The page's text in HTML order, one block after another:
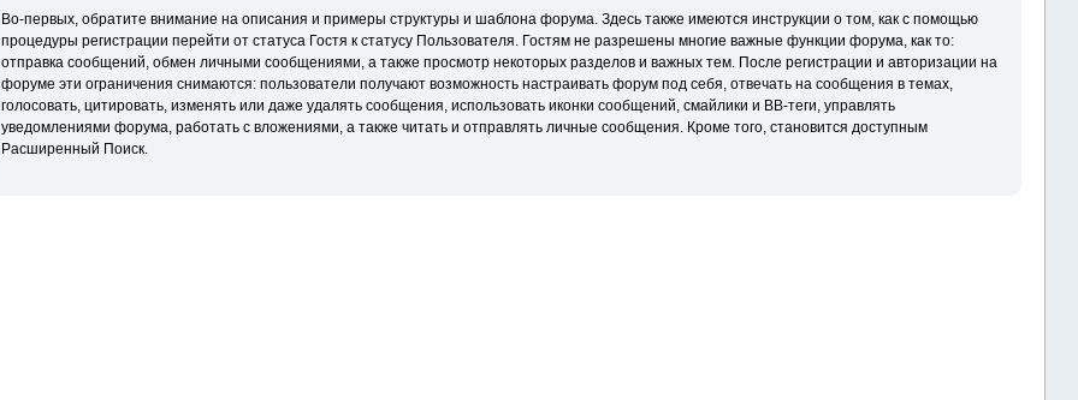
Во-первых, обратите внимание на описания и примеры структуры и шаблона форума. Здесь также имеются инструкции о том, как с помощью
процедуры регистрации перейти от статуса Гостя к статусу Пользователя. Гостям не разрешены многие важные функции форума, как то:
отправка сообщений, обмен личными сообщениями, а также просмотр некоторых разделов и важных тем. После регистрации и авторизации на
форуме эти ограничения снимаются: пользователи получают возможность настраивать форум под себя, отвечать на сообщения в темах,
голосовать, цитировать, изменять или даже удалять сообщения, использовать иконки сообщений, смайлики и BB-теги, управлять
уведомлениями форума, работать с вложениями, а также читать и отправлять личные сообщения. Кроме того, становится доступным
Расширенный Поиск.